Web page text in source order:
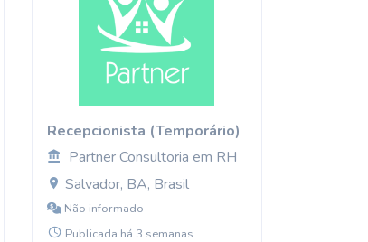
Recepcionista (Temporário)
Partner Consultoria em RH
Salvador, BA, Brasil
Não informado
Publicada há 3 semanas